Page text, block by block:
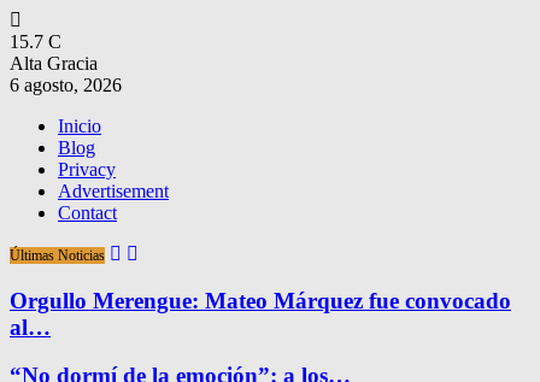
15.7 C
Alta Gracia
6 agosto, 2026
Inicio
Blog
Privacy
Advertisement
Contact
Últimas Noticias
Orgullo Merengue: Mateo Márquez fue convocado
al…
“No dormí de la emoción”: a los…